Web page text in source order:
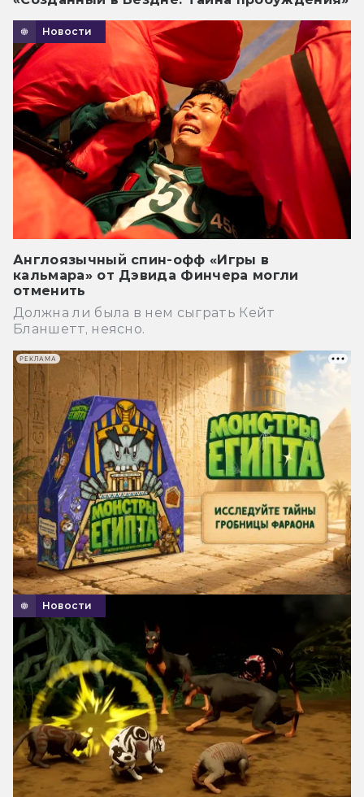
Новости
Англоязычный спин-офф «Игры в
кальмара» от Дэвида Финчера могли
отменить
Должна ли была в нем сыграть Кейт
Бланшетт, неясно.
Новости
РЕКЛАМА